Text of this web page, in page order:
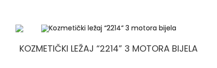
KOZMETIČKI LEŽAJ “2214” 3 MOTORA BIJELA